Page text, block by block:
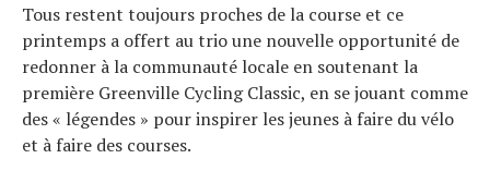
Tous restent toujours proches de la course et ce
printemps a offert au trio une nouvelle opportunité de
redonner à la communauté locale en soutenant la
première Greenville Cycling Classic, en se jouant comme
des « légendes » pour inspirer les jeunes à faire du vélo
et à faire des courses.
Tests de produits
Conseils
Tendances
Tous nos articles
À propos